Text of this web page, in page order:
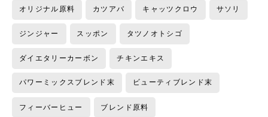
オリジナル原料 カツアバ キャッツクロウ サソリ
ジンジャー スッポン タツノオトシゴ
ダイエタリーカーボン チキンエキス
パワーミックスブレンド末 ビューティブレンド末
フィーバーヒュー ブレンド原料